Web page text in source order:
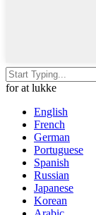
for at lukke
English
French
German
Portuguese
Spanish
Russian
Japanese
Korean